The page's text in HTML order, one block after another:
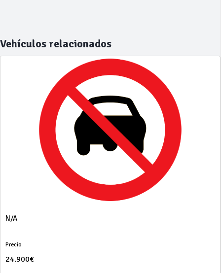
Vehículos relacionados
N/A
Precio
24.900€